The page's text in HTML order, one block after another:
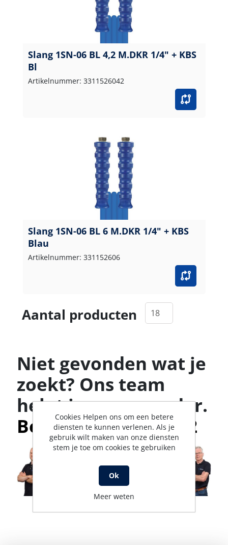
Slang 1SN-06 BL 4,2 M.DKR 1/4" + KBS
Bl
Artikelnummer: 3311526042
Slang 1SN-06 BL 6 M.DKR 1/4" + KBS
Blau
Artikelnummer: 331152606
Aantal producten
Niet gevonden wat je
zoekt? Ons team
helpt je graag verder.
Bel met 0316-523142
Cookies Helpen ons om een betere
diensten te kunnen verlenen. Als je
gebruik wilt maken van onze diensten
stem je toe om cookies te gebruiken
Ok
Meer weten